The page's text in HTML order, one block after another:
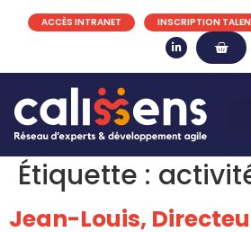
ACCÈS INTRANET INSCRIPTION
Étiquette :
Jean-Louis,